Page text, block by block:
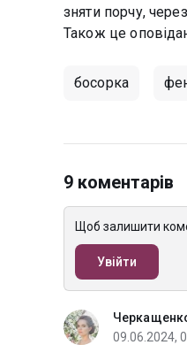
зняти порчу,
Також це
босорка
9 коментарів
Щоб залишити
Увійти
09.06.2024,